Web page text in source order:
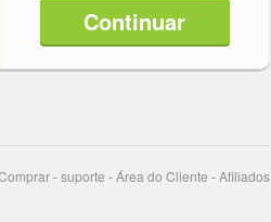
Continuar
-suporte -Área do Cliente -Afiliados